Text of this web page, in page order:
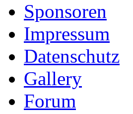
Sponsoren
Impressum
Datenschutz
Gallery
Forum